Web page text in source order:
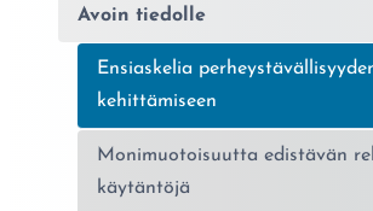
Avoin tiedolle
Nykyinen sivu:
Ensiaskelia
kehittämiseen
Monimuotoisuutta edistävän
käytäntöjä